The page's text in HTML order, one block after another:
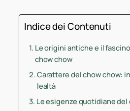
Indice dei Contenuti
Le origini antiche e il
chow chow
Carattere del chow chow:
lealtà
Le esigenze quotidiane del